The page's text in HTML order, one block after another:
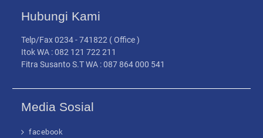
Hubungi Kami
Telp/Fax 0234 - 741822 ( Office )
Itok WA : 082 121 722 211
Fitra Susanto S.T WA : 087 864 000 541
Media Sosial
facebook